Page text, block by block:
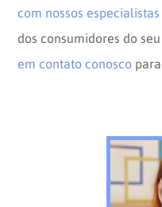
com nossos especialistas
dos consumidores do
em contato conosco